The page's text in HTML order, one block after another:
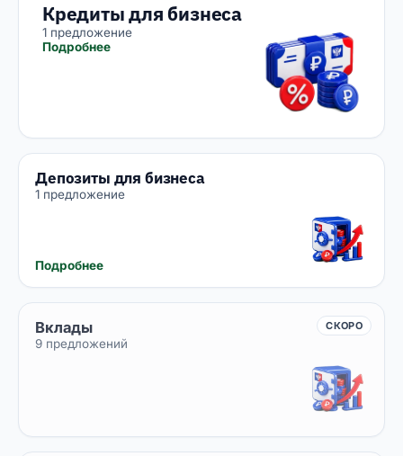
Кредиты для бизнеса
1 предложение
Подробнее
Депозиты для бизнеса
1 предложение
Подробнее
Вклады
9 предложений
СКОРО